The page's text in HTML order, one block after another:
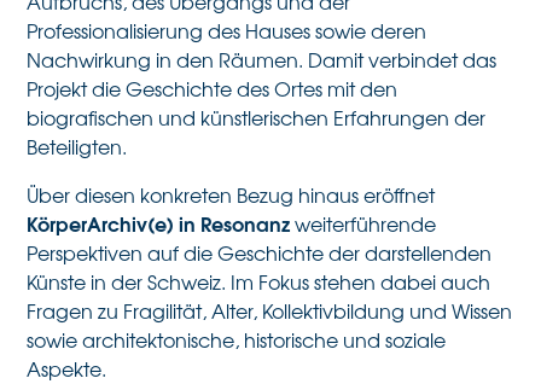
Professionalisierung des Hauses sowie deren
Nachwirkung in den Räumen. Damit verbindet das
Projekt die Geschichte des Ortes mit den
biografischen und künstlerischen Erfahrungen der
Beteiligten.
Über diesen konkreten Bezug hinaus eröffnet
KörperArchiv(e) in Resonanzweiterführende
Perspektiven auf die Geschichte der darstellenden
Künste in der Schweiz. Im Fokus stehen dabei auch
Fragen zu Fragilität, Alter, Kollektivbildung und Wissen
sowie architektonische, historische und soziale
Aspekte.